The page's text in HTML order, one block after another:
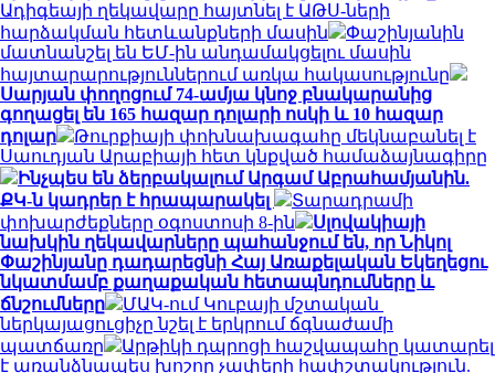
Ադիգեայի ղեկավարը հայտնել է ԱԹՍ-ների
հարձակման հետևանքների մասին
Փաշինյանին
մատնանշել են ԵՄ-ին անդամակցելու մասին
հայտարարություններում առկա հակասությունը
Սարյան փողոցում 74-ամյա կնոջ բնակարանից
գողացել են 165 հազար դոլարի ոսկի և 10 հազար
դոլար
Թուրքիայի փոխնախագահը մեկնաբանել է
Սաուդյան Արաբիայի հետ կնքված համաձայնագիրը
Ինչպես են ձերբակալում Արգամ Աբրահամյանին.
ՔԿ-ն կադրեր է հրապարակել
Տարադրամի
փոխարժեքները օգոստոսի 8-ին
Սլովակիայի
նախկին ղեկավարները պահանջում են, որ Նիկոլ
Փաշինյանը դադարեցնի Հայ Առաքելական Եկեղեցու
նկատմամբ քաղաքական հետապնդումները և
ճնշումները
ՄԱԿ-ում Կուբայի մշտական ​​
ներկայացուցիչը նշել է երկրում ճգնաժամի
պատճառը
Արթիկի դպրոցի հաշվապահը կատարել
է առանձնապես խոշոր չափերի հափշտակություն.